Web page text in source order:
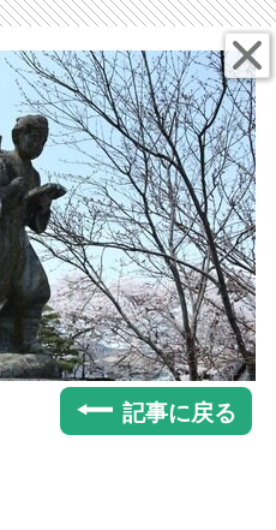
記事に戻る